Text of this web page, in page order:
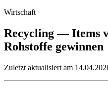
Wirtschaft
Recycling — Items
Rohstoffe gewinnen
Zuletzt aktualisiert am